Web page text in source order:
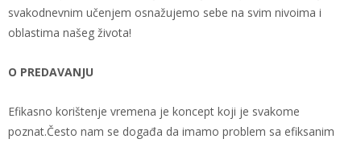
svakodnevnim učenjem osnažujemo sebe na svim nivoima i
oblastima našeg života!
O PREDAVANJU
Efikasno korištenje vremena je koncept koji je svakome
poznat.Često nam se događa da imamo problem sa efiksanim